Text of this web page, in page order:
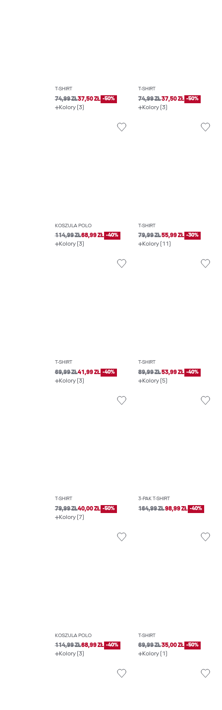
T-SHIRT
74,99 ZŁ37,50 ZŁ -50%
Kolory (3)
T-SHIRT
74,99 ZŁ37,50 ZŁ -50%
Kolory (3)
KOSZULA POLO
114,99 ZŁ68,99 ZŁ -40%
Kolory (3)
T-SHIRT
79,99 ZŁ55,99 ZŁ -30%
Kolory (11)
T-SHIRT
69,99 ZŁ41,99 ZŁ -40%
Kolory (3)
T-SHIRT
89,99 ZŁ53,99 ZŁ -40%
Kolory (5)
T-SHIRT
79,99 ZŁ40,00 ZŁ -50%
Kolory (7)
3-PAK T-SHIRT
164,99 ZŁ98,99 ZŁ -40%
KOSZULA POLO
114,99 ZŁ68,99 ZŁ -40%
Kolory (3)
T-SHIRT
69,99 ZŁ35,00 ZŁ -50%
Kolory (1)